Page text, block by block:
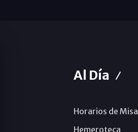
Al Día
Horarios de Misa
Hemeroteca